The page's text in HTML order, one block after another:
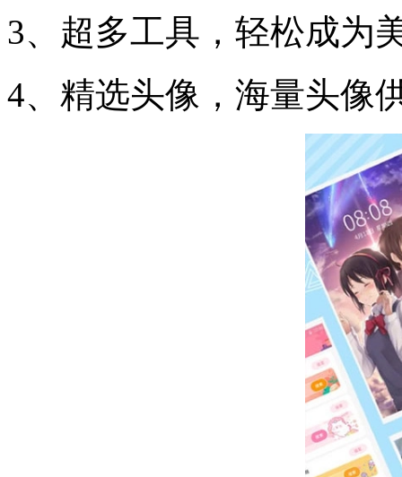
3、超多工具，轻松成为
4、精选头像，海量头像